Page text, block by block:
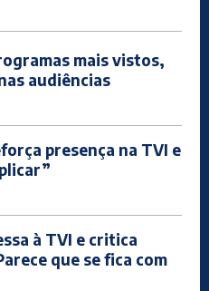
mais vistos,
audiências
presença na TVI e
à TVI e critica
que se fica com